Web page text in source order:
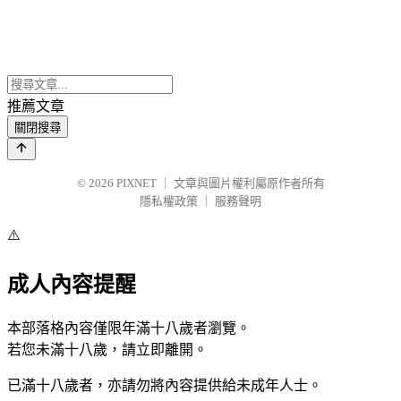
推薦文章
關閉搜尋
© 2026 PIXNET
文章與圖片權利屬原作者所有
隱私權政策
服務聲明
⚠️
成人內容提醒
本部落格內容僅限年滿十八歲者瀏覽。
若您未滿十八歲，請立即離開。
已滿十八歲者，亦請勿將內容提供給未成年人士。